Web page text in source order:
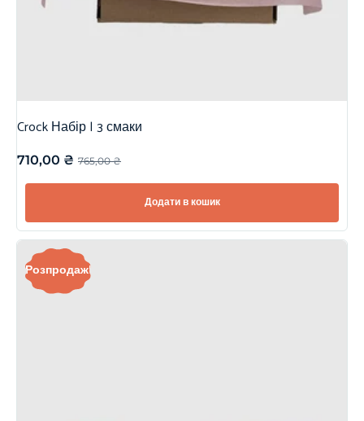
Crock Набір | 3 смаки
765,00₴
710,00 ₴
Додати в кошик
Розпродаж!